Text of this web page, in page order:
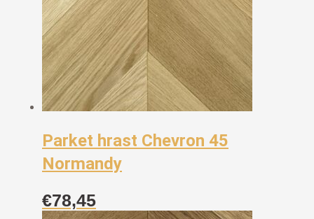
Parket hrast Chevron 45
Normandy
€78,45